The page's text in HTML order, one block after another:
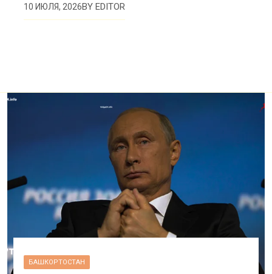
10 ИЮЛЯ, 2026BYEDITOR
БАШКОРТОСТАН